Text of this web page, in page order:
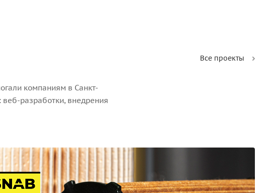
Все проекты
компаниям в Санкт-
разработки, внедрения